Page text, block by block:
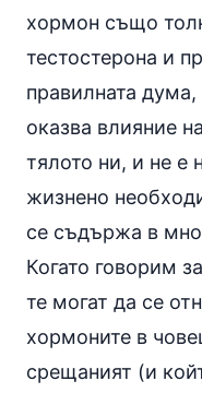
хормон също
тестостерона и
правилната
оказва влияние
тялото ни, и не е
жизнено
се съдържа в
Когато говорим
те могат да се
хормоните в
срещаният (и